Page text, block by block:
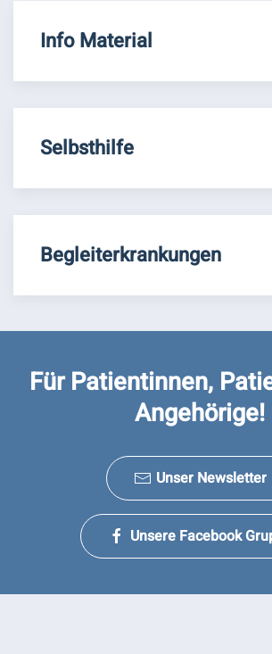
Info Material
Selbsthilfe
Begleiterkrankungen
Für Patientinnen,
Angehörige!
Unser Newsletter
Unsere Facebook